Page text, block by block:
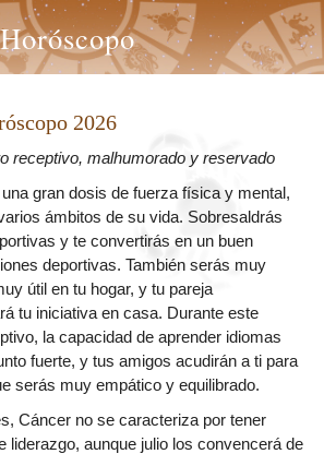
2026
receptivo, malhumorado y reservado
gran dosis de fuerza física y mental,
ámbitos de su vida. Sobresaldrás
y te convertirás en un buen
deportivas. También serás muy
útil en tu hogar, y tu pareja
tu iniciativa en casa. Durante este
la capacidad de aprender idiomas
fuerte, y tus amigos acudirán a ti para
serás muy empático y equilibrado.
Cáncer no se caracteriza por tener
liderazgo, aunque julio los convencerá de